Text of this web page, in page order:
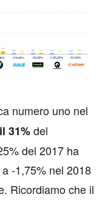
numero uno nel
31%del
del 2017 ha
-1,75% nel 2018
Ricordiamo che il